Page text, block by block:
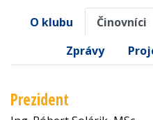
O klubu Činovníci
Zprávy
Prezident